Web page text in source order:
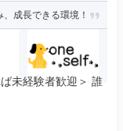
成長できる環境！
未経験者歓迎＞ 誰